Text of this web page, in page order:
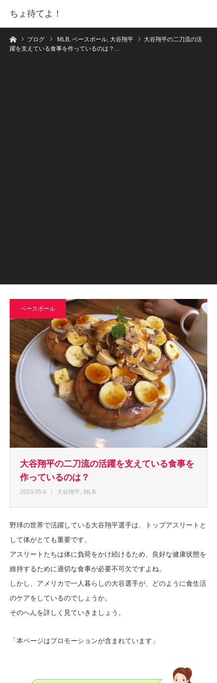
ちょ待てよ！
ホームブログ MLB, ベースボール, 大谷翔平
大谷翔平の二刀流の活
躍を支えている食事を作っているのは？…
ベースボール
大谷翔平の二刀流の活躍を支えている食事を
作っているのは？
2023.05.6 大谷翔平 MLB
野球の世界で活躍している大谷翔平選手は、トップアスリートと
して体がとても重要です。
アスリートたちは体に負荷をかけ続けるため、良好な健康状態を
維持するために適切な食事が必要不可欠ですよね。
しかし、アメリカで一人暮らしの大谷選手が、どのように食生活
のケアをしているのでしょうか。
そのへんを詳しく見ていきましょう。
「本ページはプロモーションが含まれています」